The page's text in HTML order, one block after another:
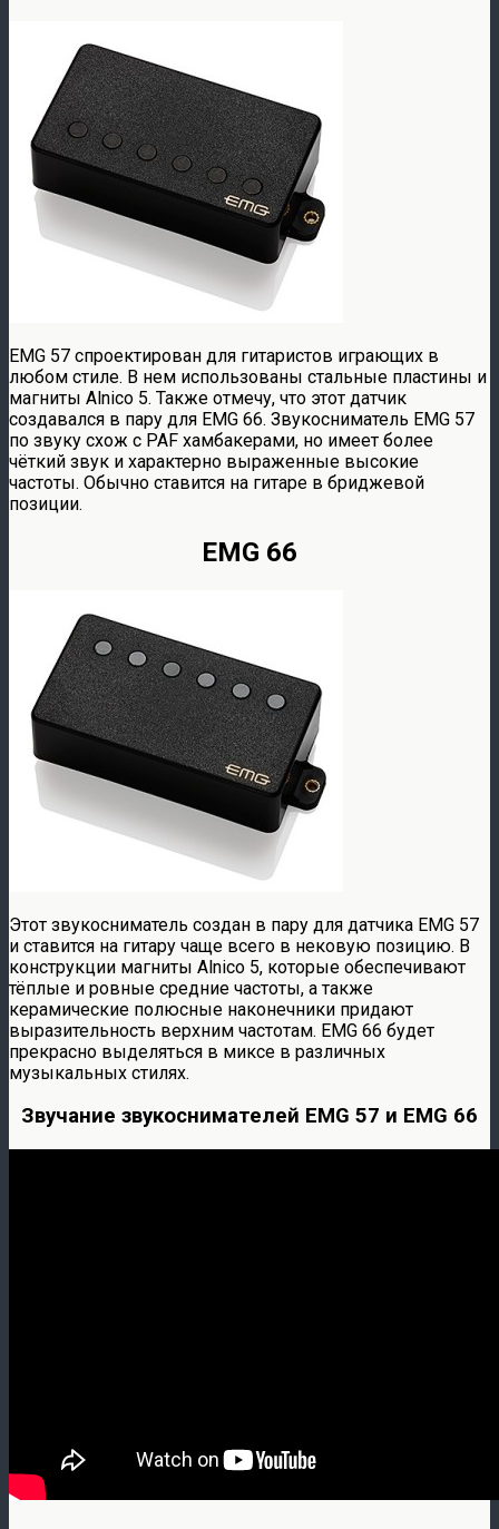
EMG 57 спроектирован для гитаристов играющих в
любом стиле. В нем использованы стальные пластины и
магниты Alnico 5. Также отмечу, что этот датчик
создавался в пару для EMG 66. Звукосниматель EMG 57
по звуку схож с PAF хамбакерами, но имеет более
чёткий звук и характерно выраженные высокие
частоты. Обычно ставится на гитаре в бриджевой
позиции.
EMG 66
Этот звукосниматель создан в пару для датчика EMG 57
и ставится на гитару чаще всего в нековую позицию. В
конструкции магниты Alnico 5, которые обеспечивают
тёплые и ровные средние частоты, а также
керамические полюсные наконечники придают
выразительность верхним частотам. EMG 66 будет
прекрасно выделяться в миксе в различных
музыкальных стилях.
Звучание звукоснимателей EMG 57 и EMG 66